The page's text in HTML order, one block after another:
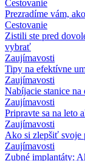
Cestovanie
Prezradíme vám,
Cestovanie
Zistili ste pred
vybrať
Zaujímavosti
Tipy na efektívne
Zaujímavosti
Nabíjacie stanice
Zaujímavosti
Pripravte sa na leto
Zaujímavosti
Ako si zlepšiť svoje
Zaujímavosti
Zubné implantáty: